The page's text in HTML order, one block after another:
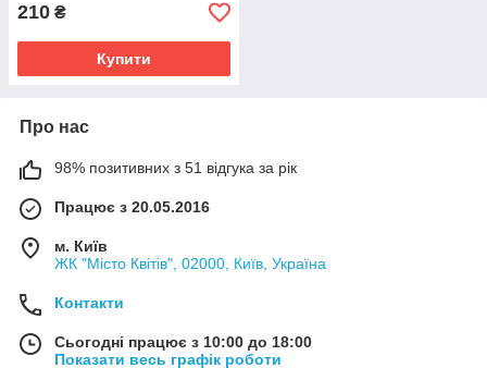
210 ₴
Купити
Про нас
98% позитивних з 51 відгука за рік
Працює з 20.05.2016
м. Київ
ЖК "Місто Квітів", 02000, Київ, Україна
Контакти
Сьогодні працює з 10:00 до 18:00
Показати весь графік роботи